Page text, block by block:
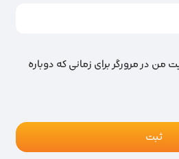
من در مرورگر برای زمانی که دوباره